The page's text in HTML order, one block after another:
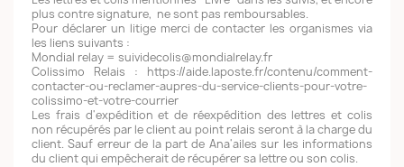
plus contre signature, ne sont pas remboursables.
Pour déclarer un litige merci de contacter les organismes via
les liens suivants :
Mondial relay = suividecolis@mondialrelay.fr
Colissimo Relais : https://aide.laposte.fr/contenu/comment-
contacter-ou-reclamer-aupres-du-service-clients-pour-votre-
colissimo-et-votre-courrier
Les frais d'expédition et de réexpédition des lettres et colis
non récupérés par le client au point relais seront à la charge du
client. Sauf erreur de la part de Ana'ailes sur les informations
du client qui empêcherait de récupérer sa lettre ou son colis.